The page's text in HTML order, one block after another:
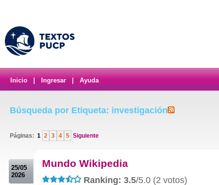
Inicio Ingresar Ayuda
Búsqueda por Etiqueta: investigación
Páginas: 1 2 3 4 5 Siguiente
25/05
2026
Mundo Wikipedia
Ranking: 3.5/5.0 (2 votos)